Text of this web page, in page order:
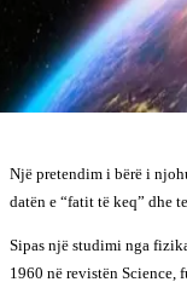
Një pretendim i bërë i
datën e “fatit të keq” dhe
Sipas një studimi nga
1960 në revistën Science,